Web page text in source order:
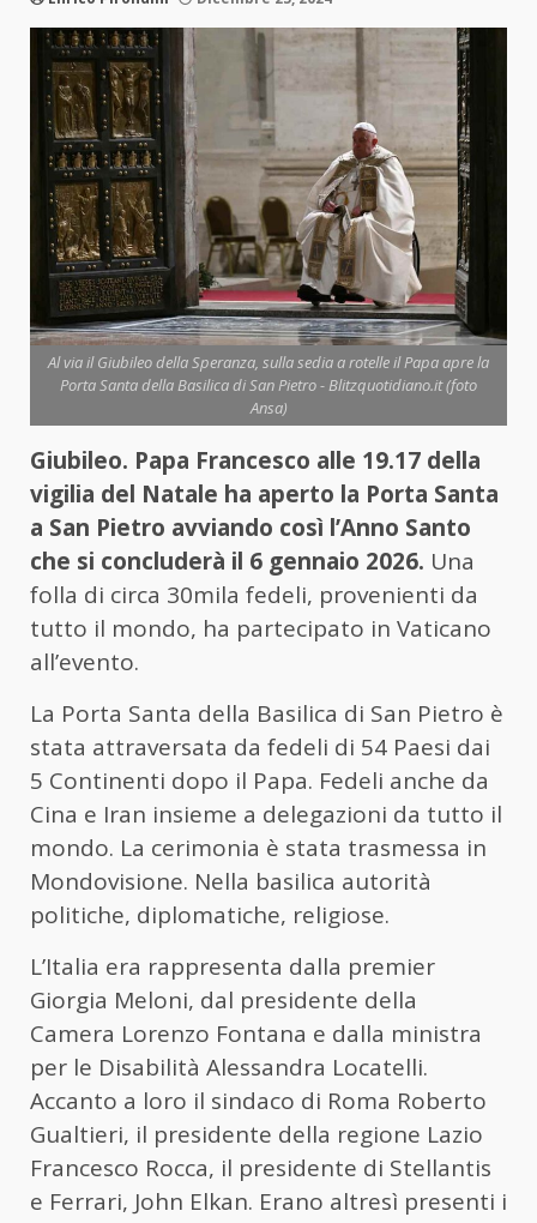
Al via il Giubileo della Speranza, sulla sedia a rotelle il Papa apre la
Porta Santa della Basilica di San Pietro - Blitzquotidiano.it (foto
Ansa)
Giubileo. Papa Francesco alle 19.17 della
vigilia del Natale ha aperto la Porta Santa
a San Pietro avviando così l’Anno Santo
che si concluderà il 6 gennaio 2026. Una
folla di circa 30mila fedeli, provenienti da
tutto il mondo, ha partecipato in Vaticano
all’evento.
La Porta Santa della Basilica di San Pietro è
stata attraversata da fedeli di 54 Paesi dai
5 Continenti dopo il Papa. Fedeli anche da
Cina e Iran insieme a delegazioni da tutto il
mondo. La cerimonia è stata trasmessa in
Mondovisione. Nella basilica autorità
politiche, diplomatiche, religiose.
L’Italia era rappresenta dalla premier
Giorgia Meloni, dal presidente della
Camera Lorenzo Fontana e dalla ministra
per le Disabilità Alessandra Locatelli.
Accanto a loro il sindaco di Roma Roberto
Gualtieri, il presidente della regione Lazio
Francesco Rocca, il presidente di Stellantis
e Ferrari, John Elkan. Erano altresì presenti i